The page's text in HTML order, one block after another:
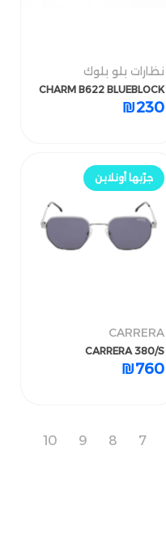
نظارات بلو بلوك
CHARM B622 BLUEBLOCK
₪230
جرّبها أونلاين
CARRERA
CARRERA 380/S
₪760
7
8
9
10
₪230
₪760